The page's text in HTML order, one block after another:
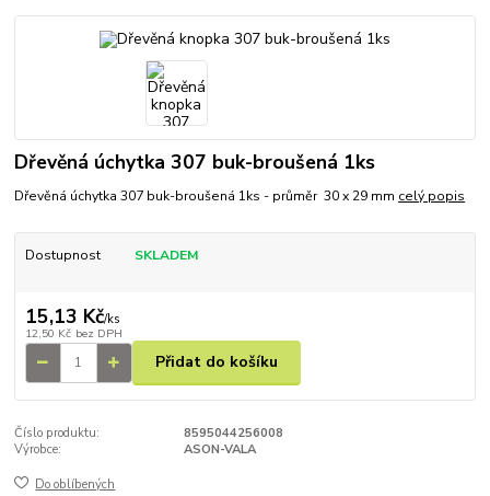
Dřevěná úchytka 307 buk-broušená 1ks
Dřevěná úchytka 307 buk-broušená 1ks - průměr 30 x 29 mm celý popis
Dostupnost SKLADEM
15,13 Kč/ks
12,50 Kč bez DPH
Přidat do košíku
Číslo produktu:
8595044256008
Výrobce:
ASON-VALA
Do oblíbených